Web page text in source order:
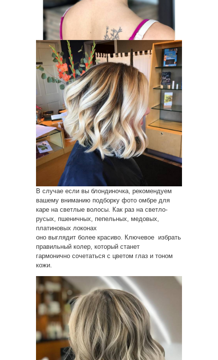
В случае если вы блондиночка, рекомендуем
вашему вниманию подборку фото омбре для
каре на светлые волосы. Как раз на светло-
русых, пшеничных, пепельных, медовых,
платиновых локонах
оно выглядит более красиво. Ключевое избрать
правильный колер, который станет
гармонично сочетаться с цветом глаз и тоном
кожи.